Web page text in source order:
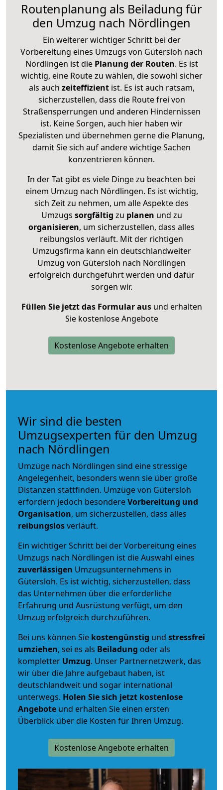
Routenplanung als Beiladung für
den Umzug nach Nördlingen
Ein weiterer wichtiger Schritt bei der
Vorbereitung eines Umzugs von Gütersloh nach
Nördlingen ist diePlanung der Routen. Es ist
wichtig, eine Route zu wählen, die sowohl sicher
als auch zeiteffizientist. Es ist auch ratsam,
sicherzustellen, dass die Route frei von
Straßensperrungen und anderen Hindernissen
ist. Keine Sorgen, auch hier haben wir
Spezialisten und übernehmen gerne die Planung,
damit Sie sich auf andere wichtige Sachen
konzentrieren können.
In der Tat gibt es viele Dinge zu beachten bei
einem Umzug nach Nördlingen. Es ist wichtig,
sich Zeit zu nehmen, um alle Aspekte des
Umzugs sorgfältig zu planen und zu
organisieren, um sicherzustellen, dass alles
reibungslos verläuft. Mit der richtigen
Umzugsfirma kann ein deutschlandweiter
Umzug von Gütersloh nach Nördlingen
erfolgreich durchgeführt werden und dafür
sorgen wir.
Füllen Sie jetzt das Formular ausund erhalten
Sie kostenlose Angebote
Kostenlose Angebote erhalten
Wir sind die besten
Umzugsexperten für den Umzug
nach Nördlingen
Umzüge nach Nördlingen sind eine stressige
Angelegenheit, besonders wenn sie über große
Distanzen stattfinden. Umzüge von Gütersloh
erfordern jedoch besondereVorbereitung und
Organisation, um sicherzustellen, dass alles
reibungslosverläuft.
Ein wichtiger Schritt bei der Vorbereitung eines
Umzugs nach Nördlingen ist die Auswahl eines
zuverlässigen Umzugsunternehmens in
Gütersloh. Es ist wichtig, sicherzustellen, dass
das Unternehmen über die erforderliche
Erfahrung und Ausrüstung verfügt, um den
Umzug erfolgreich durchzuführen.
Bei uns können Sie kostengünstig und stressfrei
umziehen, sei es als Beiladung oder als
kompletter Umzug. Unser Partnernetzwerk, das
wir über die Jahre aufgebaut haben, ist
deutschlandweit und sogar international
unterwegs. Holen Sie sich jetzt kostenlose
Angebote und erhalten Sie einen ersten
Überblick über die Kosten für Ihren Umzug.
Kostenlose Angebote erhalten